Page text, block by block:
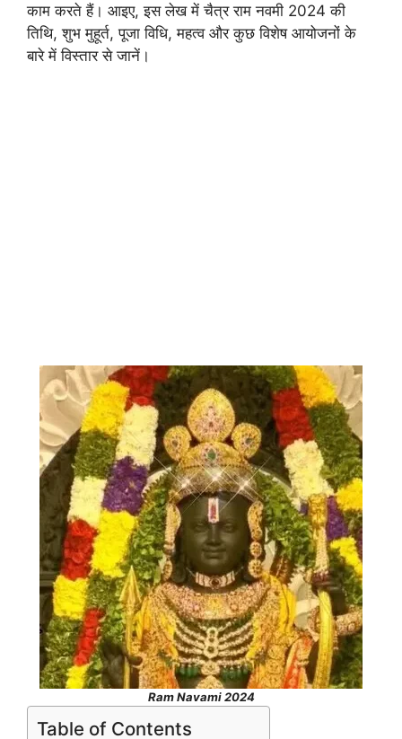
काम करते हैं। आइए, इस लेख में चैत्र राम नवमी 2024 की
तिथि, शुभ मुहूर्त, पूजा विधि, महत्व और कुछ विशेष आयोजनों के
बारे में विस्तार से जानें।
Ram Navami 2024
Table of Contents